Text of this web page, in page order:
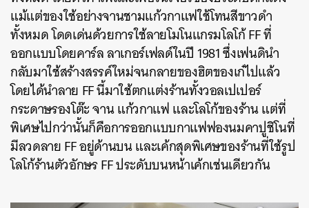
แม้แต่ของใช้อย่างจานชามแก้วกาแฟใช้โทนสีขาวดำ
ทั้งหมด โดดเด่นด้วยการใช้ลายโมโนแกรมโลโก้ FF ที่
ออกแบบโดยคาร์ล ลาเกอร์เฟลด์ในปี 1981 ซึ่งเฟนดินำ
กลับมาใช้สร้างสรรค์ใหม่จนกลายของฮิตของเก๋ไปแล้ว
โดยได้นำลาย FF นี้มาใช้ตกแต่งร้านทั้งวอลเปเปอร์
กระดาษรองโต๊ะ จาน แก้วกาแฟ และโลโก้ของร้าน แต่ที่
พิเศษไปกว่านั้นก็คือการออกแบบกาแฟฟองนมคาปูชิโนที่
มีลวดลาย FF อยู่ด้านบน และเค้กสุดพิเศษของร้านที่ใช้รูป
โลโก้ร้านตัวอักษร FF ประดับบนหน้าเค้กเช่นเดียวกัน